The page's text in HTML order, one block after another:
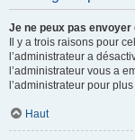
Je ne peux pas
Il y a trois raisons pour
l’administrateur a
l’administrateur vous a
l’administrateur pour
Haut